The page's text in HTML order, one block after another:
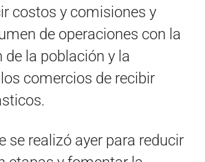
costos y comisiones y
de operaciones con la
de la población y la
comercios de recibir
se realizó ayer para reducir